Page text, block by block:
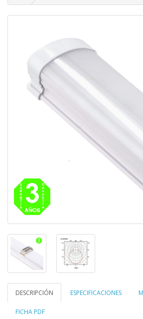
DESCRIPCIÓN ESPECIFICACIONES
FICHA PDF